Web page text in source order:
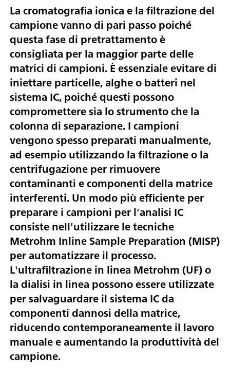
La cromatografia ionica e la filtrazione del
campione vanno di pari passo poiché
questa fase di pretrattamento è
consigliata per la maggior parte delle
matrici di campioni. È essenziale evitare di
iniettare particelle, alghe o batteri nel
sistema IC, poiché questi possono
compromettere sia lo strumento che la
colonna di separazione. I campioni
vengono spesso preparati manualmente,
ad esempio utilizzando la filtrazione o la
centrifugazione per rimuovere
contaminanti e componenti della matrice
interferenti. Un modo più efficiente per
preparare i campioni per l'analisi IC
consiste nell'utilizzare le tecniche
Metrohm Inline Sample Preparation (MISP)
per automatizzare il processo.
L'ultrafiltrazione in linea Metrohm (UF) o
la dialisi in linea possono essere utilizzate
per salvaguardare il sistema IC da
componenti dannosi della matrice,
riducendo contemporaneamente il lavoro
manuale e aumentando la produttività del
campione.